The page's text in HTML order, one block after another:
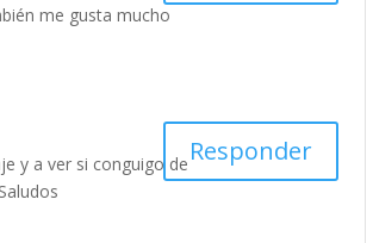
me gusta mucho
y a ver si conguigo de Responder